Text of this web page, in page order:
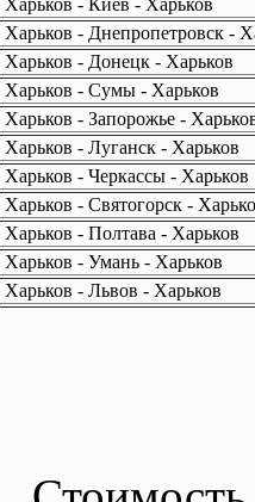
Харьков - Киев - Харьков
Харьков - Днепропетровск -
Харьков - Донецк - Харьков
Харьков - Сумы - Харьков
Харьков - Запорожье -
Харьков - Луганск - Харьков
Харьков - Черкассы - Харьков
Харьков - Святогорск -
Харьков - Полтава - Харьков
Харьков - Умань - Харьков
Харьков - Львов - Харьков